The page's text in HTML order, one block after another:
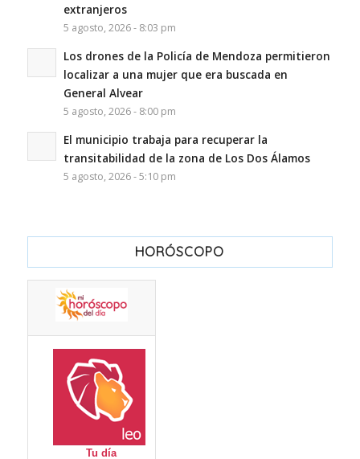
extranjeros
5 agosto, 2026 - 8:03 pm
Los drones de la Policía de Mendoza permitieron
localizar a una mujer que era buscada en
General Alvear
5 agosto, 2026 - 8:00 pm
El municipio trabaja para recuperar la
transitabilidad de la zona de Los Dos Álamos
5 agosto, 2026 - 5:10 pm
HORÓSCOPO